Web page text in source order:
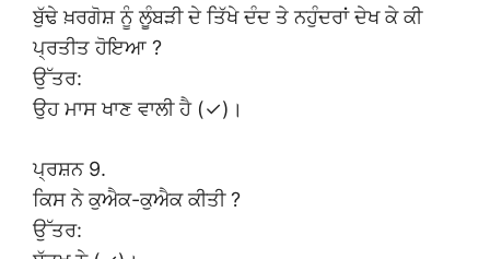
ਬੁੱਢੇ ਖ਼ਰਗੋਸ਼ ਨੂੰ ਲੂੰਬੜੀ ਦੇ ਤਿੱਖੇ ਦੰਦ ਤੇ ਨਹੁੰਦਰਾਂ ਦੇਖ ਕੇ ਕੀ
ਪ੍ਰਤੀਤ ਹੋਇਆ ?
ਉੱਤਰ:
ਉਹ ਮਾਸ ਖਾਣ ਵਾਲੀ ਹੈ (✓)।
ਪ੍ਰਸ਼ਨ 9.
ਕਿਸ ਨੇ ਕੁਐਕ-ਕੁਐਕ ਕੀਤੀ ?
ਉੱਤਰ: